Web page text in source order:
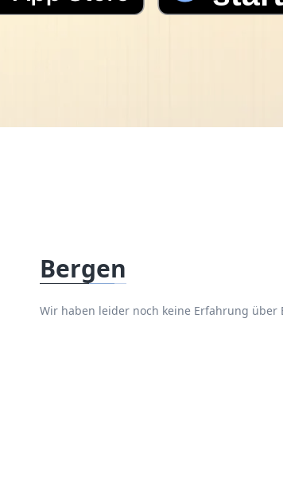
Bergen
Wir haben leider noch keine Erfahrung über